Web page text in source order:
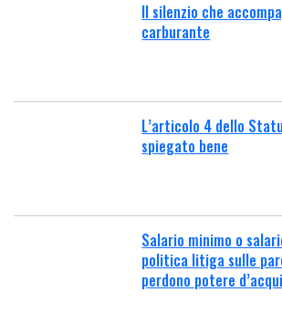
Il silenzio che
carburante
L’articolo 4 dello
spiegato bene
Salario minimo o
politica litiga sulle
perdono potere